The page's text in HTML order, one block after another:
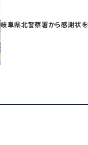
岐阜県北警察署から感謝状